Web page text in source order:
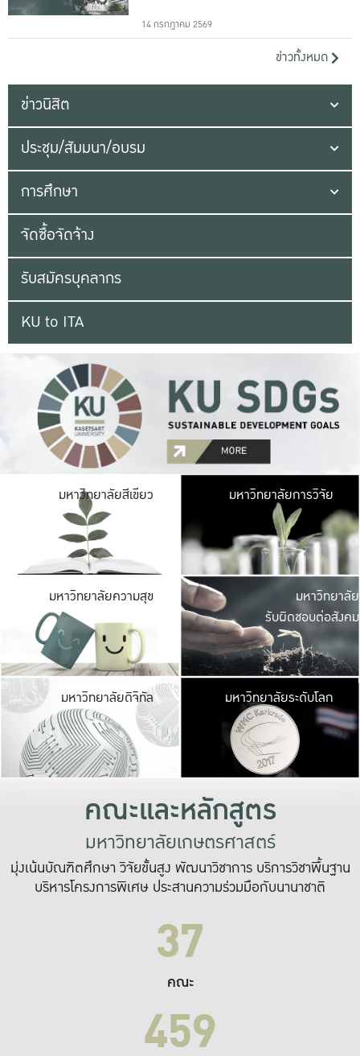
14 กรกฎาคม 2569
ข่าวทั้งหมด
ข่าวนิสิต
ประชุม/สัมมนา/อบรม
การศึกษา
จัดซื้อจัดจ้าง
รับสมัครบุคลากร
KU to ITA
มหาวิทยาลัยสีเขียว มหาวิ
มีพื้นที่เขียวสดใส
เป็นป่าในเมือง เกษต
มหาวิทยาลัยการวิจัย
มหาวิทยาลัยความสุข มหาวิ
ค
เปิดประ
และพบเรื่องราวใ
มหาวิทยาลัย
รับผิดชอบต่อสังคม
มหาวิทยาลัยดิจิทัล มหาวิ
เปลี่ยนแปลง แล
เพื่อทำง
ระบบสารสนเทศ
มหาวิทยาลัยระดับโลก
คณะและหลักสูตร
มหาวิทยาลัยเกษตรศาสตร์
มุ่งเน้นบัณฑิตศึกษา วิจัยขั้นสูง พัฒนาวิชาการ บริการวิชาพื้นฐาน
บริหารโครงการพิเศษ ประสานความร่วมมือกับนานาชาติ
37
คณะ
459